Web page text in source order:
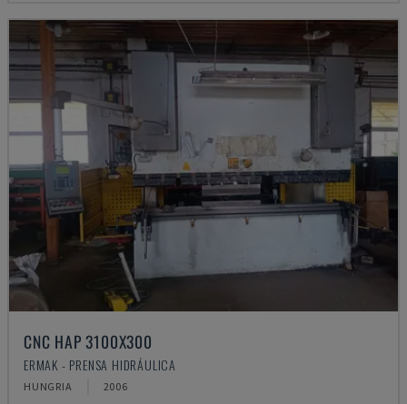
CNC HAP 3100X300
ERMAK - PRENSA HIDRÁULICA
HUNGRIA 2006